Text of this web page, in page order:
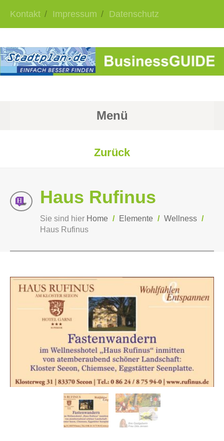
Kontakt Impressum Datenschutz
Menü
Zurück
Haus Rufinus
Sie sind hier Home / Elemente / Wellness /
Haus Rufinus